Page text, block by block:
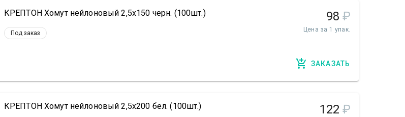
КРЕПТОН Хомут нейлоновый 2,5х150 черн. (100шт.)
Под заказ
98 ₽
Цена за 1 упак.
ЗАКАЗАТЬ
КРЕПТОН Хомут нейлоновый 2,5х200 бел. (100шт.) 122 ₽